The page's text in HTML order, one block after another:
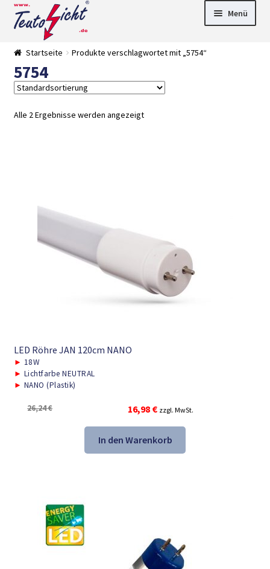
Zur
Navigation
springen
Springe
zum
Menü
►
Startseite Produkte verschlagwortet mit „5754“
5754
Alle 2 Ergebnisse werden angezeigt
LED Röhre JAN 120cm NANO
► 18W
► Lichtfarbe NEUTRAL
► NANO (Plastik)
26,24€
Ursprünglicher
Preis
war:
26,24 €
16,98 €Aktueller
Preis
ist:
16,98 €.
zzgl. MwSt.
In den Warenkorb